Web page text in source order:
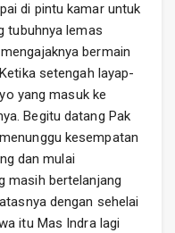
di pintu kamar untuk
tubuhnya lemas
bermain
setengah layap-
yang masuk ke
Begitu datang Pak
kesempatan
dan mulai
masih bertelanjang
dengan sehelai
itu Mas Indra lagi